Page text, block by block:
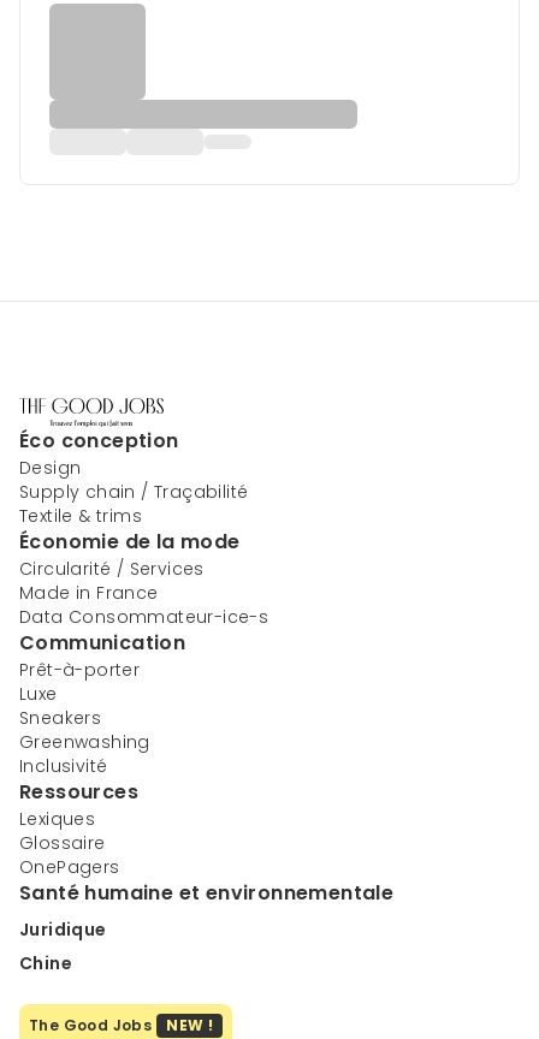
Éco conception
Design
Supply chain / Traçabilité
Textile & trims
Économie de la mode
Circularité / Services
Made in France
Data Consommateur-ice-s
Communication
Prêt-à-porter
Luxe
Sneakers
Greenwashing
Inclusivité
Ressources
Lexiques
Glossaire
OnePagers
Santé humaine et environnementale
Juridique
Chine
The Good Jobs NEW !